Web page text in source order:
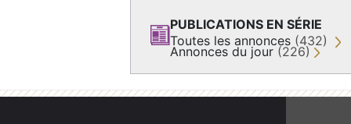
PUBLICATIONS EN SÉRIE
Toutes les annonces (432)
Annonces du jour (226)